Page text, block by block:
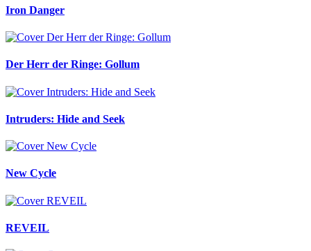
Iron Danger
Der Herr der Ringe: Gollum
Intruders: Hide and Seek
New Cycle
REVEIL